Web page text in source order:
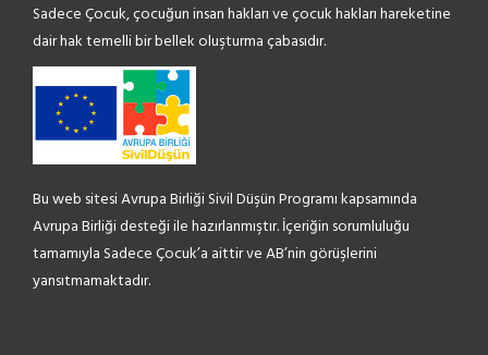
Sadece Çocuk, çocuğun insan hakları ve çocuk hakları hareketine
dair hak temelli bir bellek oluşturma çabasıdır.
Bu web sitesi Avrupa Birliği Sivil Düşün Programı kapsamında
Avrupa Birliği desteği ile hazırlanmıştır. İçeriğin sorumluluğu
tamamıyla Sadece Çocuk’a aittir ve AB’nin görüşlerini
yansıtmamaktadır.